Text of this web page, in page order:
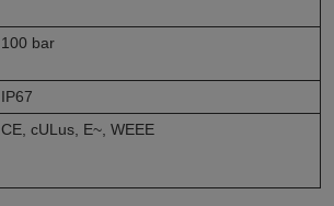
100 bar
IP67
CE, cULus, E~, WEEE